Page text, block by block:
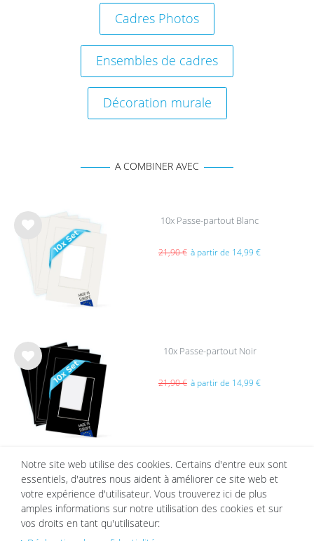
Cadres Photos
Ensembles de cadres
Décoration murale
A COMBINER AVEC
10x Passe-partout Blanc
21,90 € à partir de 14,99 €
List
e de
sou
hait
10x Passe-partout Noir
21,90 € à partir de 14,99 €
MEILLEURES VENTES
Notre site web utilise des cookies. Certains d'entre eux sont
essentiels, d'autres nous aident à améliorer ce site web et
votre expérience d'utilisateur. Vous trouverez ici de plus
amples informations sur notre utilisation des cookies et sur
vos droits en tant qu'utilisateur: